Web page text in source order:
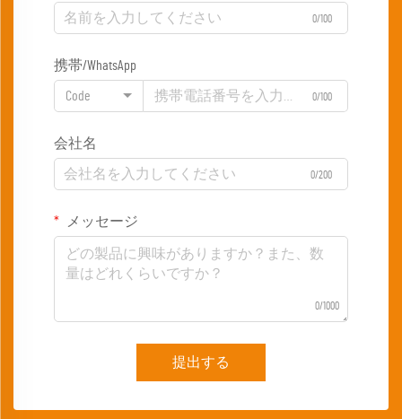
0/100
携帯/WhatsApp
Code 0/100
会社名
0/200
メッセージ
0/1000
提出する